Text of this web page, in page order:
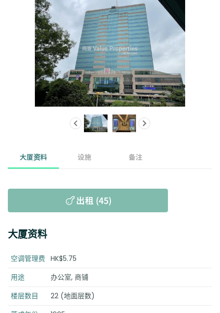
大厦资料 设施 备注
出租 (45)
大厦资料
空调管理费 HK$5.75
用途
办公室, 商铺
楼层数目
22 (地面层数)